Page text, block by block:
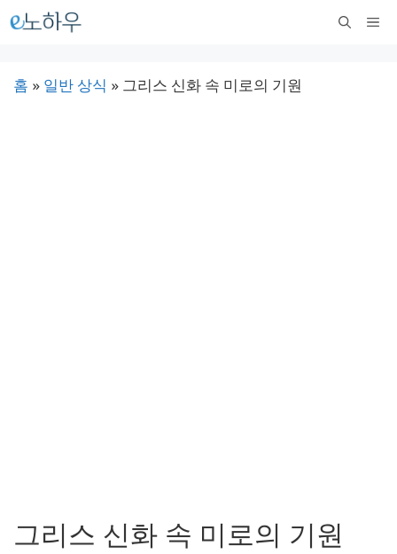
컨
메
홈 » 일반 상식 » 그리스 신화 속 미로의 기원
그리스 신화 속 미로의 기원